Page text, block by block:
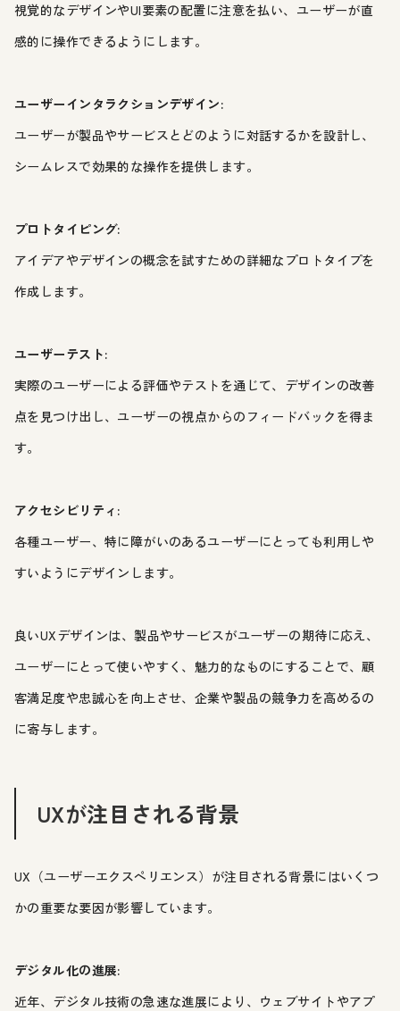
視覚的なデザインやUI要素の配置に注意を払い、ユーザーが直
感的に操作できるようにします。
ユーザーインタラクションデザイン:
ユーザーが製品やサービスとどのように対話するかを設計し、
シームレスで効果的な操作を提供します。
プロトタイピング:
アイデアやデザインの概念を試すための詳細なプロトタイプを
作成します。
ユーザーテスト:
実際のユーザーによる評価やテストを通じて、デザインの改善
点を見つけ出し、ユーザーの視点からのフィードバックを得ま
す。
アクセシビリティ:
各種ユーザー、特に障がいのあるユーザーにとっても利用しや
すいようにデザインします。
良いUXデザインは、製品やサービスがユーザーの期待に応え、
ユーザーにとって使いやすく、魅力的なものにすることで、顧
客満足度や忠誠心を向上させ、企業や製品の競争力を高めるの
に寄与します。
UXが注目される背景
UX（ユーザーエクスペリエンス）が注目される背景にはいくつ
かの重要な要因が影響しています。
デジタル化の進展:
近年、デジタル技術の急速な進展により、ウェブサイトやアプ